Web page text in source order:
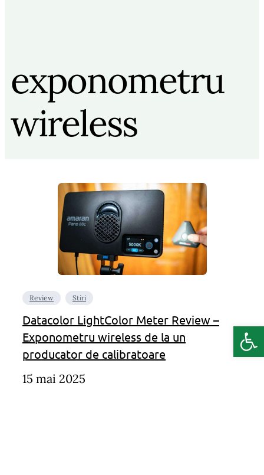
exponometru
wireless
Review Stiri
Datacolor LightColor Meter Review –
Exponometru wireless de la un
producator de calibratoare
15 mai 2025